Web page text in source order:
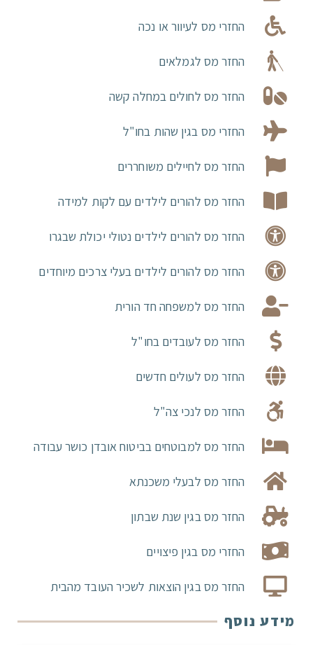
החזרי מס לעיוור או נכה
החזר מס לגמלאים
החזר מס לחולים במחלה קשה
החזרי מס בגין שהות בחו"ל
החזר מס לחיילים משוחררים
החזר מס להורים לילדים עם לקות למידה
החזר מס להורים לילדים נטולי יכולת שבגרו
החזר מס להורים לילדים בעלי צרכים מיוחדים
החזר מס למשפחה חד הורית
החזר מס לעובדים בחו"ל
החזר מס לעולים חדשים
החזר מס לנכי צה"ל
החזר מס למבוטחים בביטוח אובדן כושר עבודה
החזר מס לבעלי משכנתא
החזר מס בגין שנת שבתון
החזרי מס בגין פיצויים
החזר מס בגין הוצאות לשכיר העובד מהבית
מידע נוסף